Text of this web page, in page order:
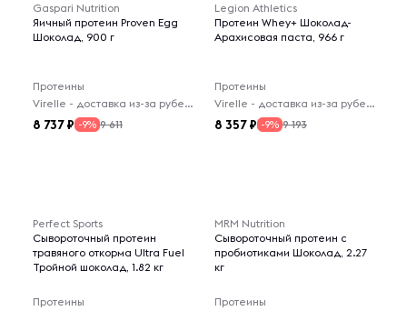
Gaspari Nutrition
Яичный протеин Proven Egg
Шоколад, 900 г
Протеины
Virelle - доставка из-за рубежа
8 737 -9% 9 611
Legion Athletics
Протеин Whey+ Шоколад-
Арахисовая паста, 966 г
Протеины
Virelle - доставка из-за рубежа
8 357 -9% 9 193
Perfect Sports
Сывороточный протеин
травяного откорма Ultra Fuel
Тройной шоколад, 1.82 кг
Протеины
MRM Nutrition
Сывороточный протеин с
пробиотиками Шоколад, 2.27
кг
Протеины